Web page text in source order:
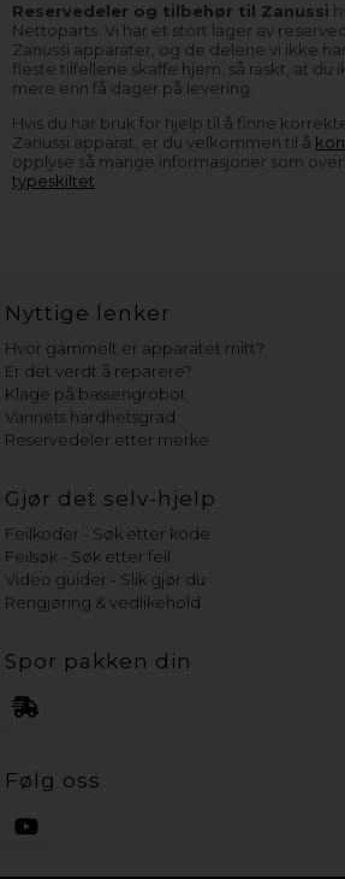
Reservedeler og tilbehør til Zanussi
Nettoparts. Vi har et stort lager av
Zanussi apparater, og de delene vi ikke
fleste tilfellene skaffe hjem, så raskt, at du
mere enn få dager på levering.
Hvis du har bruk for hjelp til å finne
Zanussi apparat, er du velkommen til å
opplyse så mange informasjoner som
typeskiltet
Nyttige lenker
Hvor gammelt er apparatet mitt?
Er det verdt å reparere?
Klage på bassengrobot
Vannets hardhetsgrad
Reservedeler etter merke
Gjør det selv-hjelp
Feilkoder - Søk etter kode
Feilsøk - Søk etter feil
Video guider - Slik gjør du
Rengjøring & vedlikehold
Spor pakken din
Følg oss